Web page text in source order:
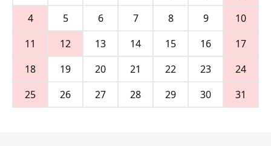
4
5 6 7 8 9
10
11
12 13 14 15 16
17
18
19 20 21 22 23
24
25
26 27 28 29 30 31